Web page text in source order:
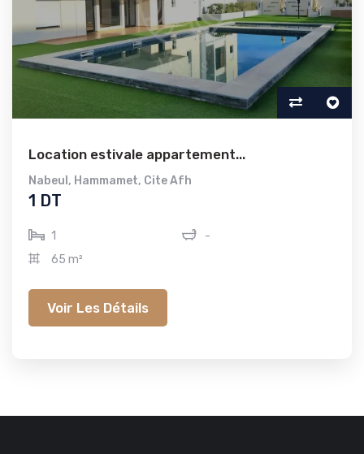
Location estivale appartement...
Nabeul , Hammamet, Cite Afh
1 DT
1
-
65 m²
Voir Les Détails